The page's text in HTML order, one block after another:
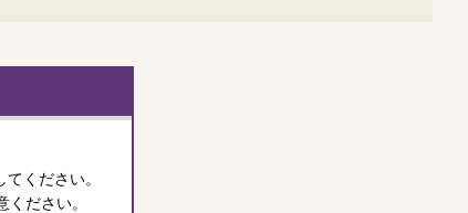
ください。
ださい。